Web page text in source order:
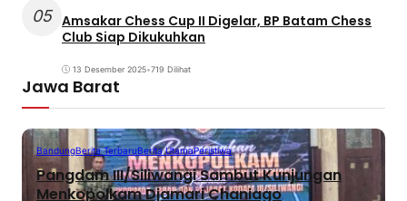
05 Amsakar Chess Cup II Digelar, BP Batam Chess
Club Siap Dikukuhkan
13 Desember 2025•719 Dilihat
Jawa Barat
BandungBerita TerbaruBerita UtamaPeristiwa
Pangdam III/Siliwangi Sambut Kunjungan
Menkopolkam Djamari Chaniago